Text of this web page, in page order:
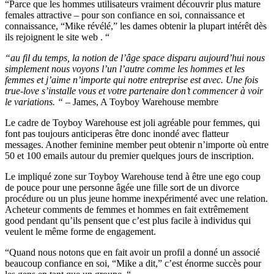
“Parce que les hommes utilisateurs vraiment découvrir plus mature
females attractive – pour son confiance en soi, connaissance et
connaissance, “Mike révélé,” les dames obtenir la plupart intérêt dès
ils rejoignent le site web . “
“au fil du temps, la notion de l’âge space disparu aujourd’hui nous
simplement nous voyons l’un l’autre comme les hommes et les
femmes et j’aime n’importe qui notre entreprise est avec. Une fois
true-love s’installe vous et votre partenaire don’t commencer à voir
le variations. “ – James, A Toyboy Warehouse membre
Le cadre de Toyboy Warehouse est joli agréable pour femmes, qui
font pas toujours anticiperas être donc inondé avec flatteur
messages. Another feminine member peut obtenir n’importe où entre
50 et 100 emails autour du premier quelques jours de inscription.
Le impliqué zone sur Toyboy Warehouse tend à être une ego coup
de pouce pour une personne âgée une fille sort de un divorce
procédure ou un plus jeune homme inexpérimenté avec une relation.
Acheteur comments de femmes et hommes en fait extrêmement
good pendant qu’ils pensent que c’est plus facile à individus qui
veulent le même forme de engagement.
“Quand nous notons que en fait avoir un profil a donné un associé
beaucoup confiance en soi, “Mike a dit,” c’est énorme succès pour